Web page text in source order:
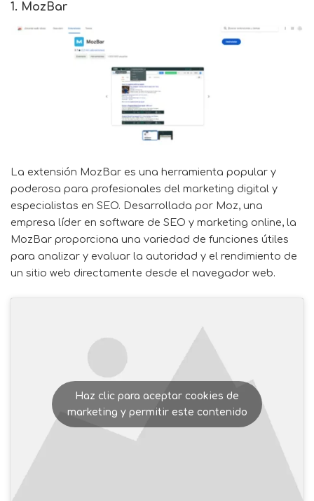
1. MozBar
La extensión MozBar es una herramienta popular y
poderosa para profesionales del marketing digital y
especialistas en SEO. Desarrollada por Moz, una
empresa líder en software de SEO y marketing online, la
MozBar proporciona una variedad de funciones útiles
para analizar y evaluar la autoridad y el rendimiento de
un sitio web directamente desde el navegador web.
Haz clic para aceptar cookies de
marketing y permitir este contenido